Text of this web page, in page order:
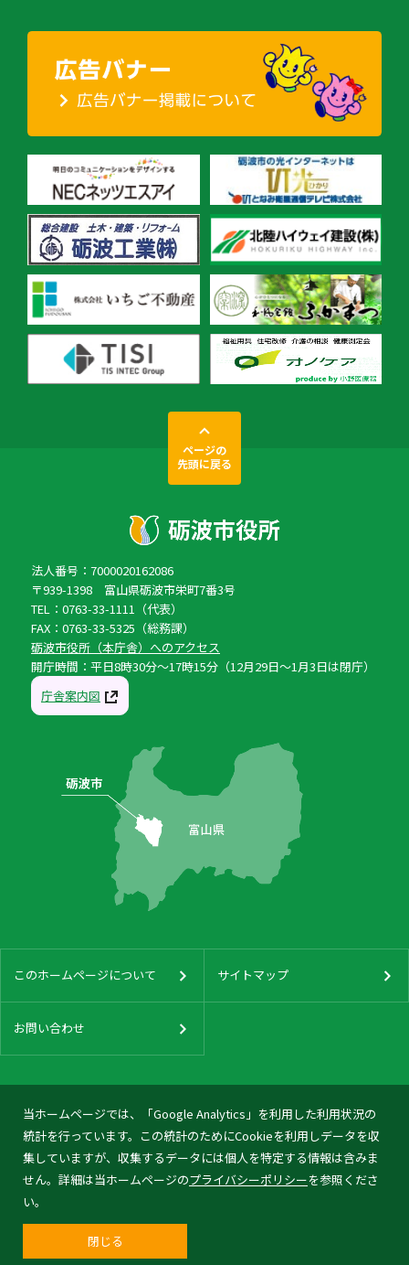
当ホームページでは、「Google Analytics」を利用した利用状況の
統計を行っています。この統計のためにCookieを利用しデータを収
集していますが、収集するデータには個人を特定する情報は含みま
せん。詳細は当ホームページのプライバシーポリシーを参照くださ
い。
閉じる
ページの
先頭に戻る
法人番号：7000020162086
〒939-1398 富山県砺波市栄町7番3号
TEL：0763-33-1111（代表）
FAX：0763-33-5325（総務課）
砺波市役所（本庁舎）へのアクセス
開庁時間：平日8時30分〜17時15分（12月29日〜1月3日は閉庁）
庁舎案内図
このホームページについて サイトマップ
お問い合わせ